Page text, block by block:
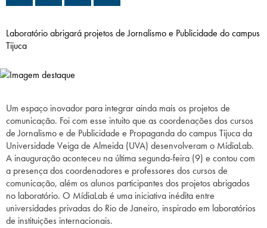
Atendimento (21) 2574 8888
Conclua sua Matrícula
INSCREVA-SE SOLICITE INFORMAÇÕES
ÁREA DO ALUNO LOGIN
Laboratório abrigará projetos de Jornalismo e Publicidade do campus
Tijuca
Um espaço inovador para integrar ainda mais os projetos de
comunicação. Foi com esse intuito que as coordenações dos cursos
de Jornalismo e de Publicidade e Propaganda do campus Tijuca da
Universidade Veiga de Almeida (UVA) desenvolveram o MídiaLab.
A inauguração aconteceu na última segunda-feira (9) e contou com
a presença dos coordenadores e professores dos cursos de
comunicação, além os alunos participantes dos projetos abrigados
no laboratório. O MídiaLab é uma iniciativa inédita entre
universidades privadas do Rio de Janeiro, inspirado em laboratórios
de instituições internacionais.